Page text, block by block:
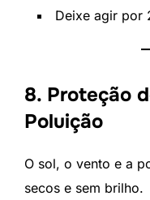
Deixe agir por
8. Proteção
Poluição
O sol, o vento e a
secos e sem brilho.